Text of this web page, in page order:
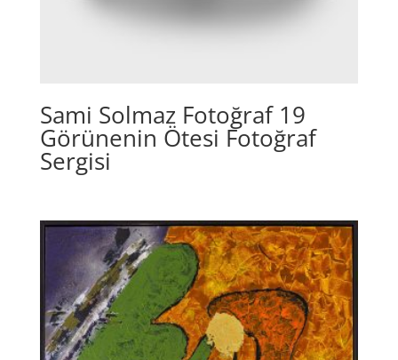
Sami Solmaz Fotoğraf 19
Görünenin Ötesi Fotoğraf
Sergisi